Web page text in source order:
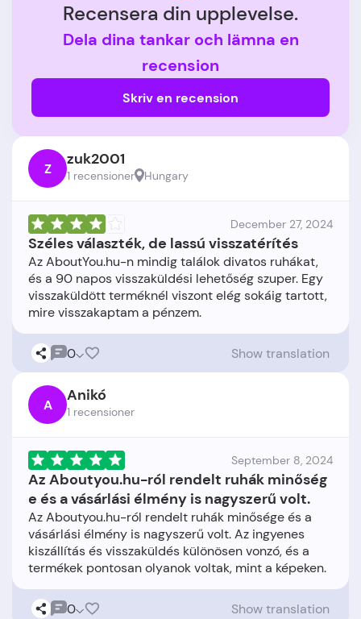
Recensera din upplevelse.
Dela dina tankar och lämna en
recension
Skriv en recension
Z zuk2001
1 recensioner Hungary
December 27, 2024
Széles választék, de lassú visszatérítés
Az AboutYou.hu-n mindig találok divatos ruhákat,
és a 90 napos visszaküldési lehetőség szuper. Egy
visszaküldött terméknél viszont elég sokáig tartott,
0 Show translation
A Anikó
1 recensioner
September 8, 2024
Az Aboutyou.hu-ról rendelt ruhák minőség
e és a vásárlási élmény is nagyszerű volt.
Az Aboutyou.hu-ról rendelt ruhák minősége és a
vásárlási élmény is nagyszerű volt. Az ingyenes
kiszállítás és visszaküldés különösen vonzó, és a
0 Show translation